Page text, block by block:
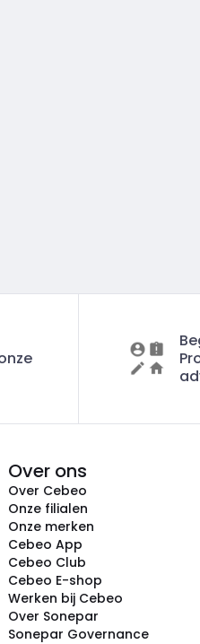
Over ons
Over Cebeo
Onze filialen
Onze merken
Cebeo App
Cebeo Club
Cebeo E-shop
Werken bij Cebeo
Over Sonepar
Sonepar Governance